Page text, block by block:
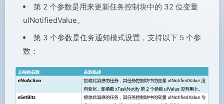
第 2 个参数是用来更新任务控制块中的 32 位变量
ulNotifiedValue。
第 3 个参数是任务通知模式设置，支持以下 5 个参
数：